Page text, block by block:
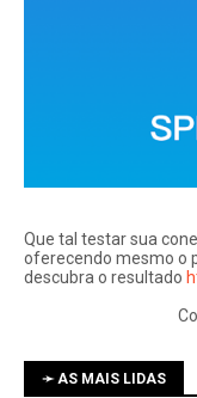
Que tal testar sua
oferecendo mesmo o
descubra o resultado
➛ AS MAIS LIDAS